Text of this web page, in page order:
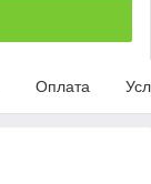
Оплата